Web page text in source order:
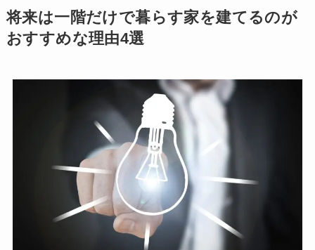
将来は一階だけで暮らす家を建てるのが
おすすめな理由4選